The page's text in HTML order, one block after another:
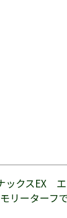
ックスEX
ーターフ